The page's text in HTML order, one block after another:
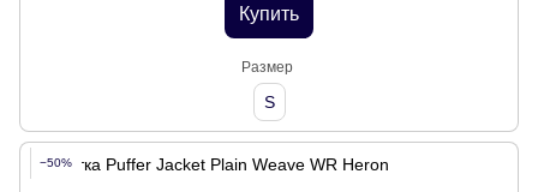
Купить
Размер
S
−50%